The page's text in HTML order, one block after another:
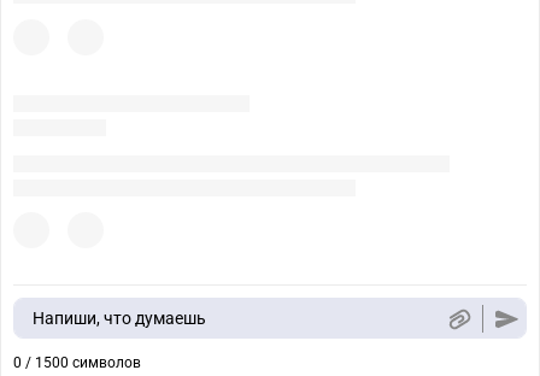
Напиши, что думаешь
0 / 1500 символов